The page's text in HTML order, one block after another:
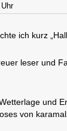
ich kurz
leser und
und
von